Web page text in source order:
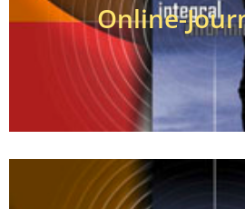
Online-